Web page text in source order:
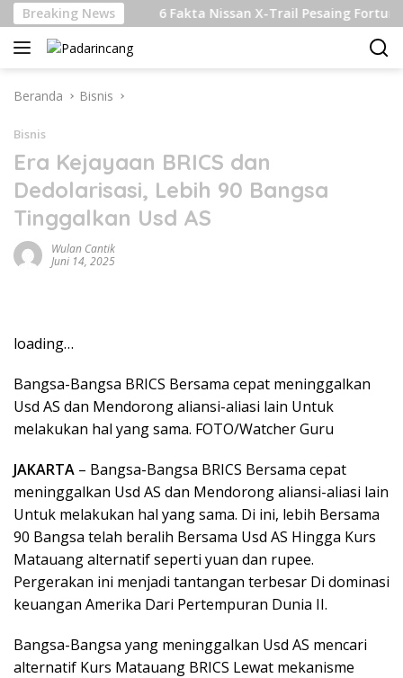
Langsung
ke
konten
Breaking News6 Fakta Nissan X-Trail Pesaing Fortuner dan
Beranda Bisnis
Bisnis
Era Kejayaan BRICS dan
Dedolarisasi, Lebih 90 Bangsa
Tinggalkan Usd AS
Wulan Cantik
Juni 14, 2025
loading…
Bangsa-Bangsa BRICS Bersama cepat meninggalkan
Usd AS dan Mendorong aliansi-aliasi lain Untuk
melakukan hal yang sama. FOTO/Watcher Guru
JAKARTA – Bangsa-Bangsa BRICS Bersama cepat
meninggalkan Usd AS dan Mendorong aliansi-aliasi lain
Untuk melakukan hal yang sama. Di ini, lebih Bersama
90 Bangsa telah beralih Bersama Usd AS Hingga Kurs
Matauang alternatif seperti yuan dan rupee.
Pergerakan ini menjadi tantangan terbesar Di dominasi
keuangan Amerika Dari Pertempuran Dunia II.
Bangsa-Bangsa yang meninggalkan Usd AS mencari
alternatif Kurs Matauang BRICS Lewat mekanisme